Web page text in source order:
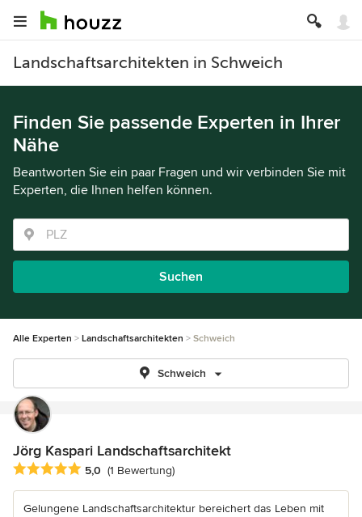
Landschaftsarchitekten in Schweich
Finden Sie passende Experten in Ihrer
Nähe
Beantworten Sie ein paar Fragen und wir verbinden Sie mit
Experten, die Ihnen helfen können.
Suchen
Alle Experten Landschaftsarchitekten Schweich
Schweich
Jörg Kaspari Landschaftsarchitekt
Durchschnittliche Bewertung: 5 von 5 Sternen
5,0 (1 Bewertung)
Gelungene Landschaftsarchitektur bereichert das Leben mit